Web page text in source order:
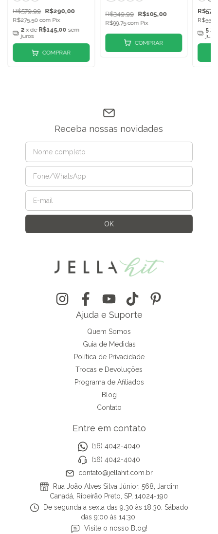
R$579,99 R$290,00
R$275,50 com Pix
2 x de R$145,00 sem
juros
COMPRAR
R$349,99 R$105,00
R$99,75com Pix
COMPRAR
5 x
Receba nossas novidades
Ajuda e Suporte
Quem Somos
Guia de Medidas
Política de Privacidade
Trocas e Devoluções
Programa de Afiliados
Blog
Contato
Entre em contato
(16) 4042-4040
(16) 4042-4040
contato@jellahit.com.br
Rua João Alves Silva Júnior, 568, Jardim
Canadá, Ribeirão Preto, SP, 14024-190
De segunda a sexta das 9:30 às 18:30. Sábado
das 9:00 às 14:30.
Visite o nosso Blog!